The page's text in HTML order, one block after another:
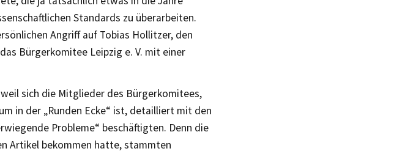
Standards zu überarbeiten.
Angriff auf Tobias Hollitzer, den
Bürgerkomitee Leipzig e. V. mit einer
sich die Mitglieder des Bürgerkomitees,
in der „Runden Ecke“ ist, detailliert mit den
Probleme“ beschäftigten. Denn die
Artikel bekommen hatte, stammten